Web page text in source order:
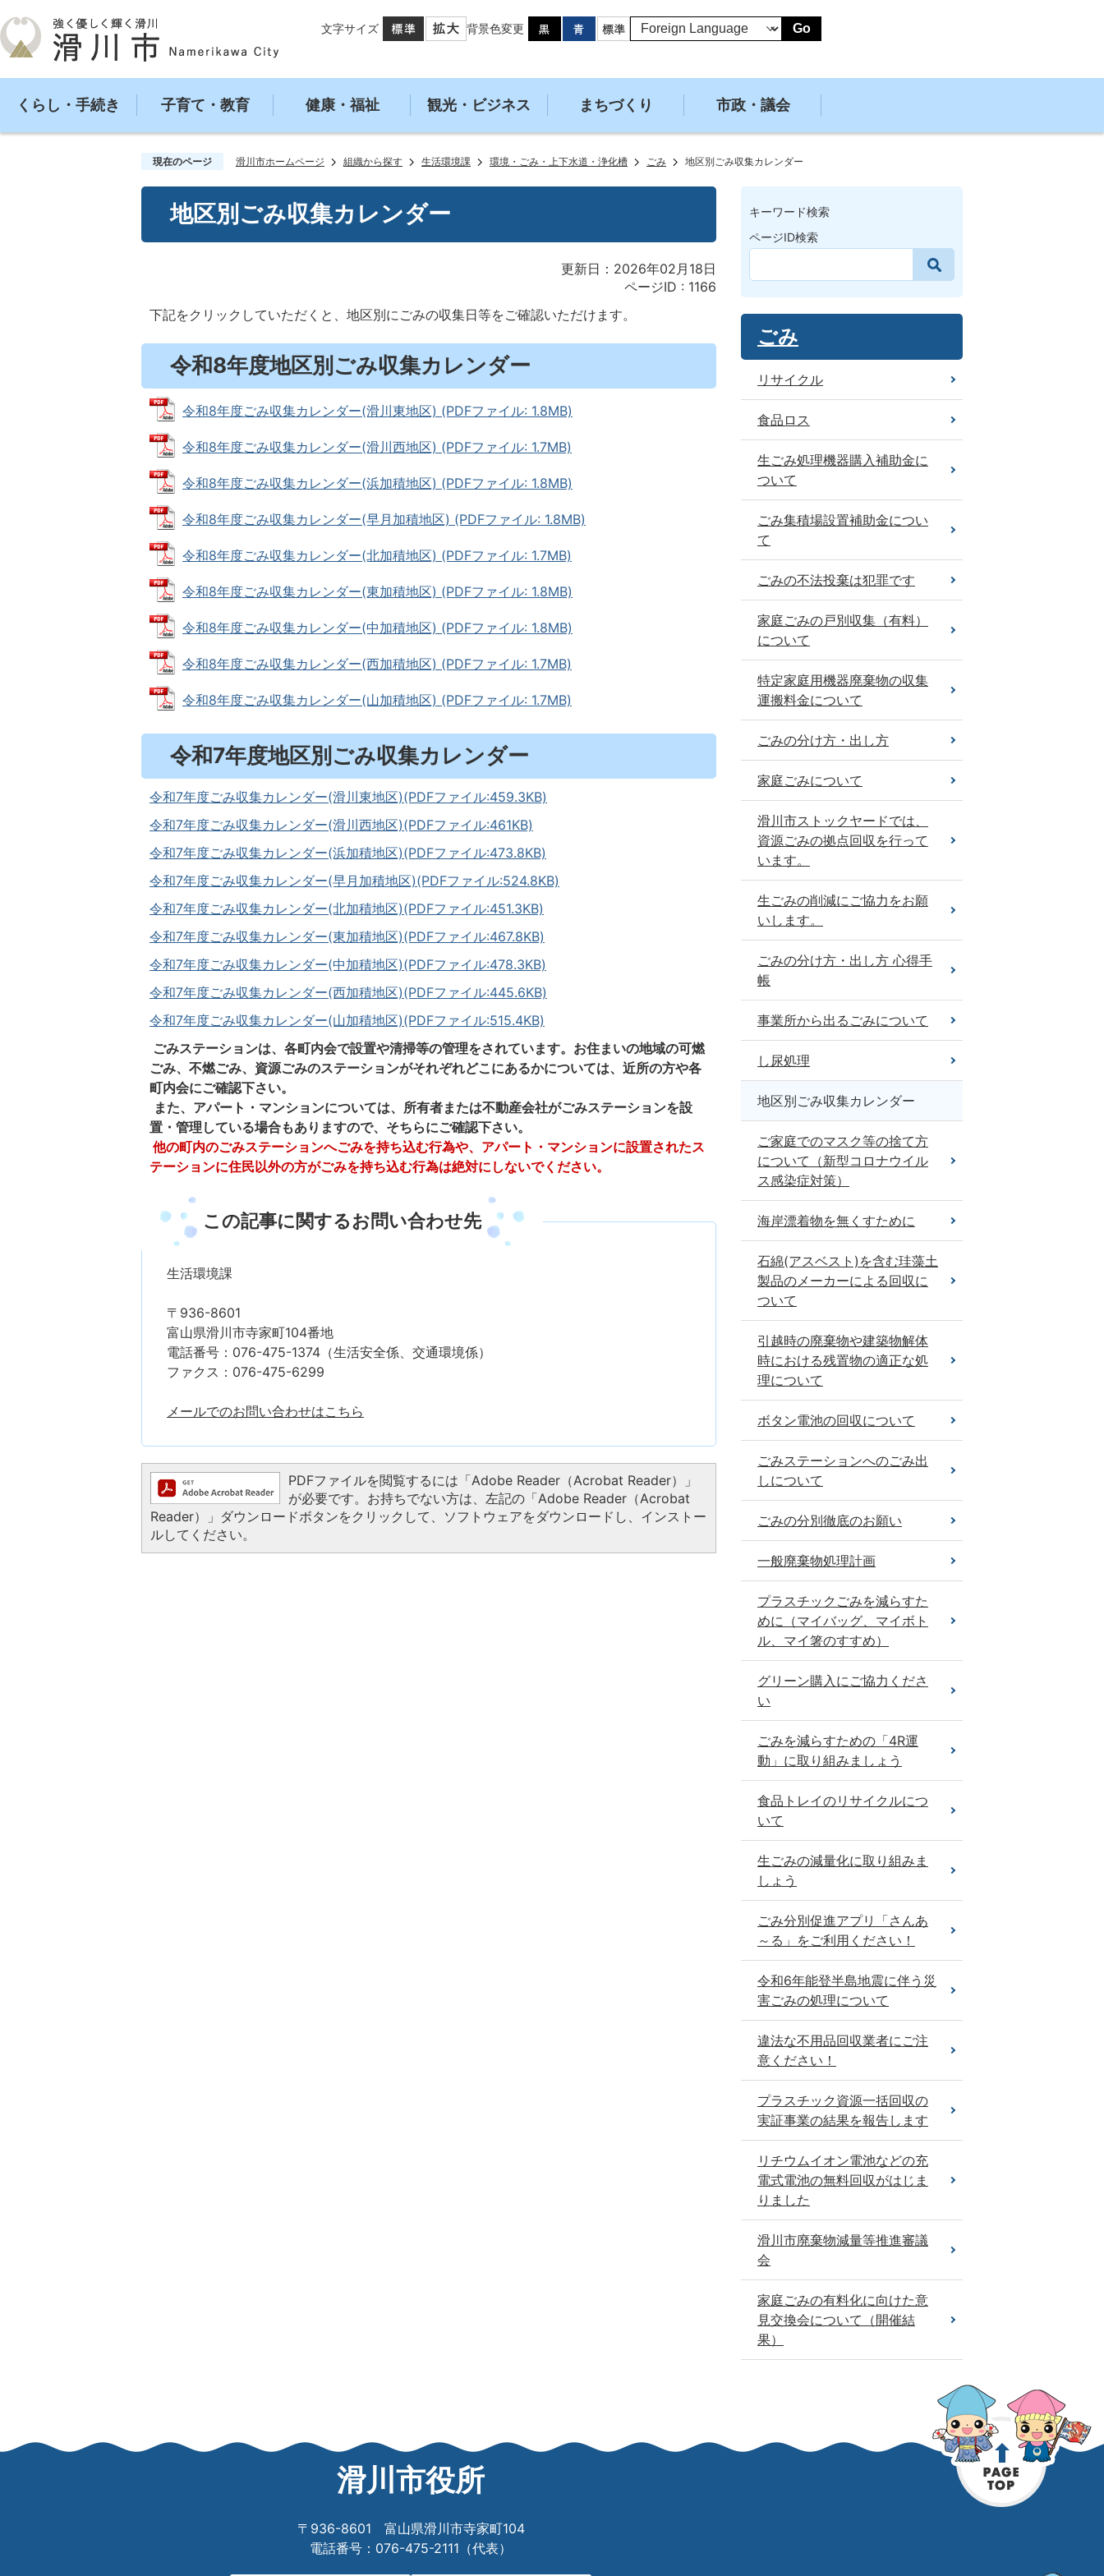
文字サイズ 背景色変更 Go
くらし・手続き 子育て・教育 健康・福祉 観光・ビジネス まちづくり 市政・議会
現在のページ 滑川市ホームページ 組織から探す 生活環境課 環境・ごみ・上下水道・浄化槽 ごみ 地区別ごみ収集カレンダー
地区別ごみ収集カレンダー
更新日：2026年02月18日
ページID : 1166
下記をクリックしていただくと、地区別にごみの収集日等をご確認いただけます。
令和8年度地区別ごみ収集カレンダー
令和8年度ごみ収集カレンダー(滑川東地区) (PDFファイル: 1.8MB)
令和8年度ごみ収集カレンダー(滑川西地区) (PDFファイル: 1.7MB)
令和8年度ごみ収集カレンダー(浜加積地区) (PDFファイル: 1.8MB)
令和8年度ごみ収集カレンダー(早月加積地区) (PDFファイル: 1.8MB)
令和8年度ごみ収集カレンダー(北加積地区) (PDFファイル: 1.7MB)
令和8年度ごみ収集カレンダー(東加積地区) (PDFファイル: 1.8MB)
令和8年度ごみ収集カレンダー(中加積地区) (PDFファイル: 1.8MB)
令和8年度ごみ収集カレンダー(西加積地区) (PDFファイル: 1.7MB)
令和8年度ごみ収集カレンダー(山加積地区) (PDFファイル: 1.7MB)
令和7年度地区別ごみ収集カレンダー
令和7年度ごみ収集カレンダー(滑川東地区)(PDFファイル:459.3KB)
令和7年度ごみ収集カレンダー(滑川西地区)(PDFファイル:461KB)
令和7年度ごみ収集カレンダー(浜加積地区)(PDFファイル:473.8KB)
令和7年度ごみ収集カレンダー(早月加積地区)(PDFファイル:524.8KB)
令和7年度ごみ収集カレンダー(北加積地区)(PDFファイル:451.3KB)
令和7年度ごみ収集カレンダー(東加積地区)(PDFファイル:467.8KB)
令和7年度ごみ収集カレンダー(中加積地区)(PDFファイル:478.3KB)
令和7年度ごみ収集カレンダー(西加積地区)(PDFファイル:445.6KB)
令和7年度ごみ収集カレンダー(山加積地区)(PDFファイル:515.4KB)
ごみステーションは、各町内会で設置や清掃等の管理をされています。お住まいの地域の可燃
ごみ、不燃ごみ、資源ごみのステーションがそれぞれどこにあるかについては、近所の方や各
町内会にご確認下さい。
また、アパート・マンションについては、所有者または不動産会社がごみステーションを設
置・管理している場合もありますので、そちらにご確認下さい。
他の町内のごみステーションへごみを持ち込む行為や、アパート・マンションに設置されたス
テーションに住民以外の方がごみを持ち込む行為は絶対にしないでください。
この記事に関するお問い合わせ先
生活環境課
〒936-8601
富山県滑川市寺家町104番地
電話番号：076-475-1374（生活安全係、交通環境係）
ファクス：076-475-6299
メールでのお問い合わせはこちら
PDFファイルを閲覧するには「Adobe Reader（Acrobat Reader）」
が必要です。お持ちでない方は、左記の「Adobe Reader（Acrobat
Reader）」ダウンロードボタンをクリックして、ソフトウェアをダウンロードし、インストー
ルしてください。
キーワード検索
ページID検索
ごみ
リサイクル
食品ロス
生ごみ処理機器購入補助金に
ついて
ごみ集積場設置補助金につい
て
ごみの不法投棄は犯罪です
家庭ごみの戸別収集（有料）
について
特定家庭用機器廃棄物の収集
運搬料金について
ごみの分け方・出し方
家庭ごみについて
滑川市ストックヤードでは、
資源ごみの拠点回収を行って
います。
生ごみの削減にご協力をお願
いします。
ごみの分け方・出し方 心得手
帳
事業所から出るごみについて
し尿処理
地区別ごみ収集カレンダー
ご家庭でのマスク等の捨て方
について（新型コロナウイル
ス感染症対策）
海岸漂着物を無くすために
石綿(アスベスト)を含む珪藻土
製品のメーカーによる回収に
ついて
引越時の廃棄物や建築物解体
時における残置物の適正な処
理について
ボタン電池の回収について
ごみステーションへのごみ出
しについて
ごみの分別徹底のお願い
一般廃棄物処理計画
プラスチックごみを減らすた
めに（マイバッグ、マイボト
ル、マイ箸のすすめ）
グリーン購入にご協力くださ
い
ごみを減らすための「4R運
動」に取り組みましょう
食品トレイのリサイクルにつ
いて
生ごみの減量化に取り組みま
しょう
ごみ分別促進アプリ「さんあ
～る」をご利用ください！
令和6年能登半島地震に伴う災
害ごみの処理について
違法な不用品回収業者にご注
意ください！
プラスチック資源一括回収の
実証事業の結果を報告します
リチウムイオン電池などの充
電式電池の無料回収がはじま
りました
滑川市廃棄物減量等推進審議
会
家庭ごみの有料化に向けた意
見交換会について（開催結
果）
滑川市役所
〒936-8601 富山県滑川市寺家町104
電話番号：076-475-2111（代表）